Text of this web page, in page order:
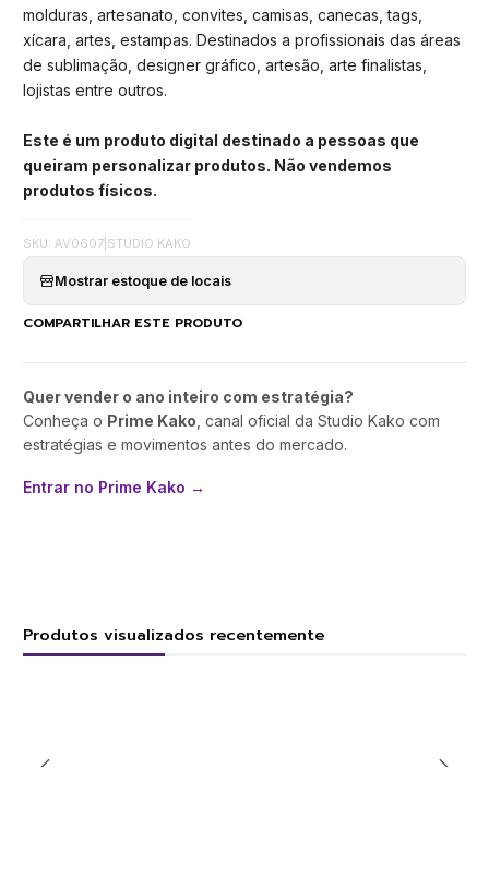
molduras, artesanato, convites, camisas, canecas, tags,
xícara, artes, estampas. Destinados a profissionais das áreas
de sublimação, designer gráfico, artesão, arte finalistas,
lojistas entre outros.
Este é um produto digital destinado a pessoas que
queiram personalizar produtos. Não vendemos
produtos físicos.
SKU: AV0607 STUDIO KAKO
Mostrar estoque de locais
COMPARTILHAR ESTE PRODUTO
Quer vender o ano inteiro com estratégia?
Conheça o Prime Kako , canal oficial da Studio Kako com
estratégias e movimentos antes do mercado.
Entrar no Prime Kako →
Produtos visualizados recentemente